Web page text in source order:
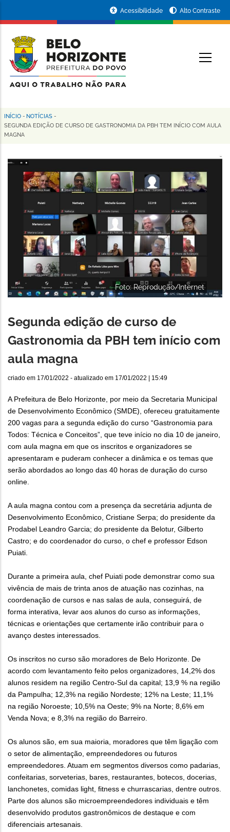
conteúdo
principal
da
Prefeitura
de
Horizonte
Acessibilidade Alto Contraste
Trilha
de
navegação
INÍCIO - NOTÍCIAS -
SEGUNDA EDIÇÃO DE CURSO DE GASTRONOMIA DA PBH TEM INÍCIO COM AULA
MAGNA
Foto: Reprodução/Internet
Segunda edição de curso de
Gastronomia da PBH tem início com
aula magna
criado em 17/01/2022 - atualizado em 17/01/2022 | 15:49
A Prefeitura de Belo Horizonte, por meio da Secretaria Municipal
de Desenvolvimento Econômico (SMDE), ofereceu gratuitamente
200 vagas para a segunda edição do curso “Gastronomia para
Todos: Técnica e Conceitos”, que teve início no dia 10 de janeiro,
com aula magna em que os inscritos e organizadores se
apresentaram e puderam conhecer a dinâmica e os temas que
serão abordados ao longo das 40 horas de duração do curso
online.
A aula magna contou com a presença da secretária adjunta de
Desenvolvimento Econômico, Cristiane Serpa; do presidente da
Prodabel Leandro Garcia; do presidente da Belotur, Gilberto
Castro; e do coordenador do curso, o chef e professor Edson
Puiati.
Durante a primeira aula, chef Puiati pode demonstrar como sua
vivência de mais de trinta anos de atuação nas cozinhas, na
coordenação de cursos e nas salas de aula, conseguirá, de
forma interativa, levar aos alunos do curso as informações,
técnicas e orientações que certamente irão contribuir para o
avanço destes interessados.
Os inscritos no curso são moradores de Belo Horizonte. De
acordo com levantamento feito pelos organizadores, 14,2% dos
alunos residem na região Centro-Sul da capital; 13,9 % na região
da Pampulha; 12,3% na região Nordeste; 12% na Leste; 11,1%
na região Noroeste; 10,5% na Oeste; 9% na Norte; 8,6% em
Venda Nova; e 8,3% na região do Barreiro.
Os alunos são, em sua maioria, moradores que têm ligação com
o setor de alimentação, empreendedores ou futuros
empreendedores. Atuam em segmentos diversos como padarias,
confeitarias, sorveterias, bares, restaurantes, botecos, docerias,
lanchonetes, comidas light, fitness e churrascarias, dentre outros.
Parte dos alunos são microempreendedores individuais e têm
desenvolvido produtos gastronômicos de destaque e com
diferenciais artesanais.